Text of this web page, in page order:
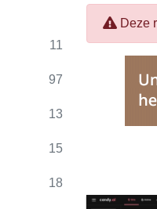
11
97
13
15
18
Deze